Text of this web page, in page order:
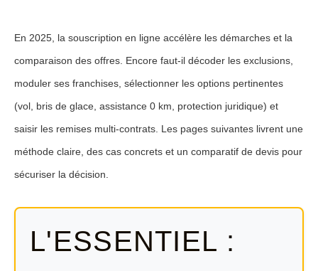
En 2025, la souscription en ligne accélère les démarches et la
comparaison des offres. Encore faut-il décoder les exclusions,
moduler ses franchises, sélectionner les options pertinentes
(vol, bris de glace, assistance 0 km, protection juridique) et
saisir les remises multi-contrats. Les pages suivantes livrent une
méthode claire, des cas concrets et un comparatif de devis pour
sécuriser la décision.
L'ESSENTIEL :